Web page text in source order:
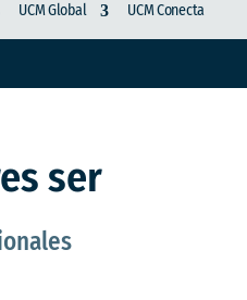
UCM Global UCM Conecta
ser